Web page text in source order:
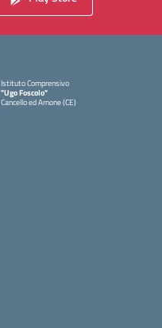
Istituto Comprensivo
"Ugo Foscolo"
Cancello ed Arnone (CE)